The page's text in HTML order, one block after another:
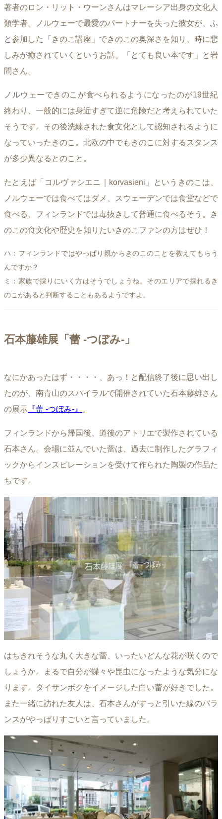
著者のロン・リット・ウーンさんはマレーシア出身の文化人
類学者。ノルウェーで最愛のパートナーを失った彼女が、ふ
と参加した「きのこ講座」できのこの奥深さを知り、時に悲
しみが癒されていくというお話。「とても良い本です」と岩
間さん。
ノルウェーできのこが食べられるようになったのが19世紀
終わり、一般的には身近すぎて逆に危険だと考えられていた
そうです。その後洗練された食文化として認知されるように
なっていったきのこ。北欧の中でもきのこに対するスタンス
が多少異なるとのこと。
たとえば「コルヴァシエニ｜korvasieni」というきのこは、
ノルウェーでは食べてはダメ、スウェーデンでは食堂などで
食べる、フィンランドでは毒抜きして普通に食べるそう。き
のこの食文化や歴史を知りたいきのこファンの方はぜひ！
ハ：フィンランドではやっぱり親からきのこのことを教えてもらう
んですか？
ミ：家族で採りにいく方はそうでしょうね。そのエリアで採れるき
のこがあると判断することもあるようですよ。
石本藤雄展「蕾 -つぼみ-」
なにかあったはず・・・・、あっ！と配信終了後に思い出し
たのが、南青山のスパイラルで開催されていた石本藤雄さん
の展示 『蕾 -つぼみ-』 。
フィンランドから帰国後、道後のアトリエで製作されている
石本さん。会場に並んでいた蕾は、過去に制作したグラフィ
ックからインスピレーションを受けて作られた陶製の作品た
ちです。
はちきれそうな丸く大きな蕾、いったいどんな花が咲くので
しょうか。まるで自分が蝶々や昆虫になったような気分にな
ります。タイサンボクをイメージした白い蕾が好きでした。
また一緒に訪れた友人は、石本さんがすっと引いた線のバラ
ンスがやっぱりすごいと言っていました。